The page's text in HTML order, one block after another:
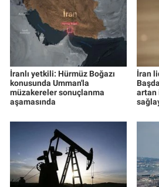
İranlı yetkili: Hürmüz Boğazı
konusunda Umman'la
müzakereler sonuçlanma
aşamasında
İran
artan